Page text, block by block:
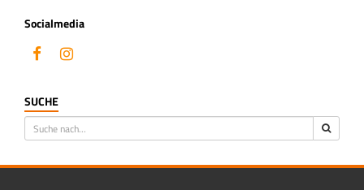
Socialmedia
SUCHE